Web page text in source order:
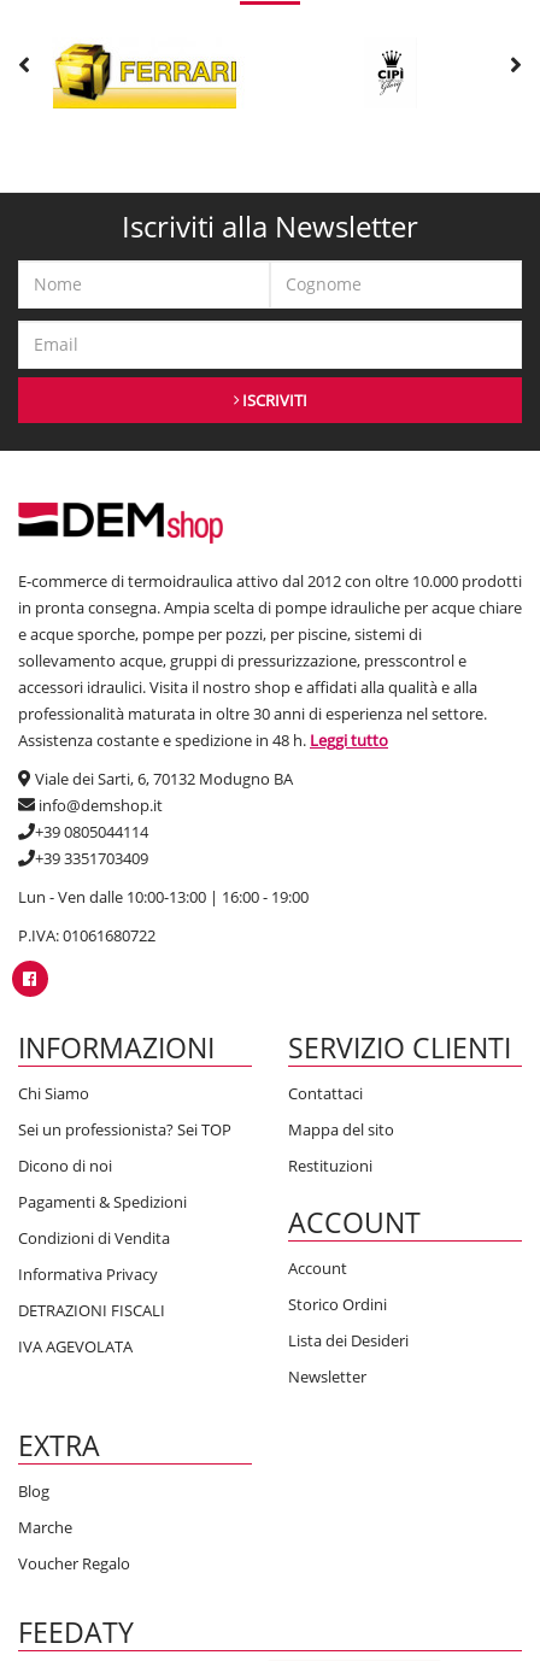
Iscriviti alla Newsletter
ISCRIVITI
E-commerce di termoidraulica attivo dal 2012 con oltre 10.000 prodotti
in pronta consegna. Ampia scelta di pompe idrauliche per acque chiare
e acque sporche, pompe per pozzi, per piscine, sistemi di
sollevamento acque, gruppi di pressurizzazione, presscontrol e
accessori idraulici. Visita il nostro shop e affidati alla qualità e alla
professionalità maturata in oltre 30 anni di esperienza nel settore.
Assistenza costante e spedizione in 48 h. Leggi tutto
Viale dei Sarti, 6, 70132 Modugno BA
info@demshop.it
+39 0805044114
+39 3351703409
Lun - Ven dalle 10:00-13:00 | 16:00 - 19:00
P.IVA: 01061680722
INFORMAZIONI
Chi Siamo
Sei un professionista? Sei TOP
Dicono di noi
Pagamenti & Spedizioni
Condizioni di Vendita
Informativa Privacy
DETRAZIONI FISCALI
IVA AGEVOLATA
SERVIZIO CLIENTI
Contattaci
Mappa del sito
Restituzioni
ACCOUNT
Account
Storico Ordini
Lista dei Desideri
Newsletter
EXTRA
Blog
Marche
Voucher Regalo
FEEDATY